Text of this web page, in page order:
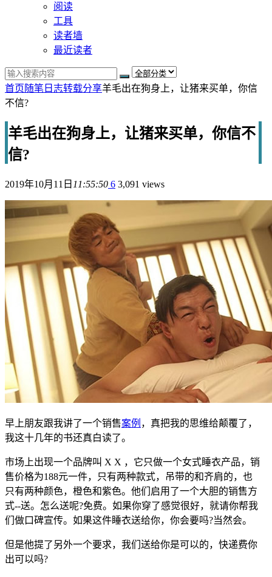
阅读
工具
读者墙
最近读者
首页随笔日志转载分享羊毛出在狗身上，让猪来买单，你信
不信?
羊毛出在狗身上，让猪来买单，你信不
信?
2019年10月11日 11:55:50 6 3,091 views
早上朋友跟我讲了一个销售案例 ，真把我的思维给颠覆了，
我这十几年的书还真白读了。
市场上出现一个品牌叫 X X ，它只做一个女式睡衣产品，销
售价格为188元一件，只有两种款式，吊带的和齐肩的，也
只有两种颜色，橙色和紫色。他们启用了一个大胆的销售方
式--送。怎么送呢?免费。如果你穿了感觉很好，就请你帮我
们做口碑宣传。如果这件睡衣送给你，你会要吗?当然会。
但是他提了另外一个要求，我们送给你是可以的，快递费你
出可以吗?